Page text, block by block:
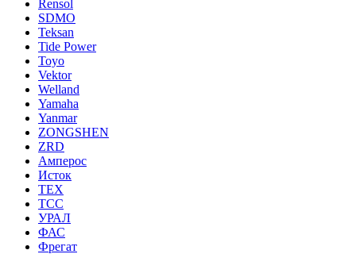
Rensol
SDMO
Teksan
Tide Power
Toyo
Vektor
Welland
Yamaha
Yanmar
ZONGSHEN
ZRD
Амперос
Исток
ТЕХ
ТСС
УРАЛ
ФАС
Фрегат